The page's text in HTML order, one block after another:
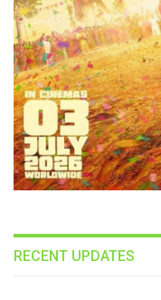
RECENT UPDATES